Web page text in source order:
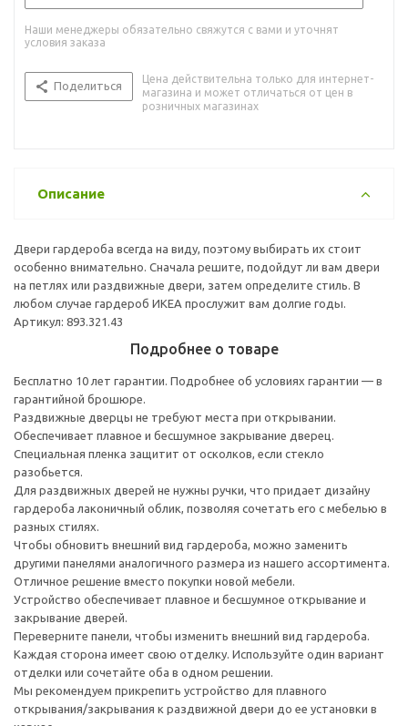
Наши менеджеры обязательно свяжутся с вами и уточнят
условия заказа
Поделиться
Цена действительна только для интернет-
магазина и может отличаться от цен в
розничных магазинах
Описание
Двери гардероба всегда на виду, поэтому выбирать их стоит
особенно внимательно. Сначала решите, подойдут ли вам двери
на петлях или раздвижные двери, затем определите стиль. В
любом случае гардероб ИКЕА прослужит вам долгие годы.
Артикул: 893.321.43
Подробнее о товаре
Бесплатно 10 лет гарантии. Подробнее об условиях гарантии — в
гарантийной брошюре.
Раздвижные дверцы не требуют места при открывании.
Обеспечивает плавное и бесшумное закрывание дверец.
Специальная пленка защитит от осколков, если стекло
разобьется.
Для раздвижных дверей не нужны ручки, что придает дизайну
гардероба лаконичный облик, позволяя сочетать его с мебелью в
разных стилях.
Чтобы обновить внешний вид гардероба, можно заменить
другими панелями аналогичного размера из нашего ассортимента.
Отличное решение вместо покупки новой мебели.
Устройство обеспечивает плавное и бесшумное открывание и
закрывание дверей.
Переверните панели, чтобы изменить внешний вид гардероба.
Каждая сторона имеет свою отделку. Используйте один вариант
отделки или сочетайте оба в одном решении.
Мы рекомендуем прикрепить устройство для плавного
открывания/закрывания к раздвижной двери до ее установки в